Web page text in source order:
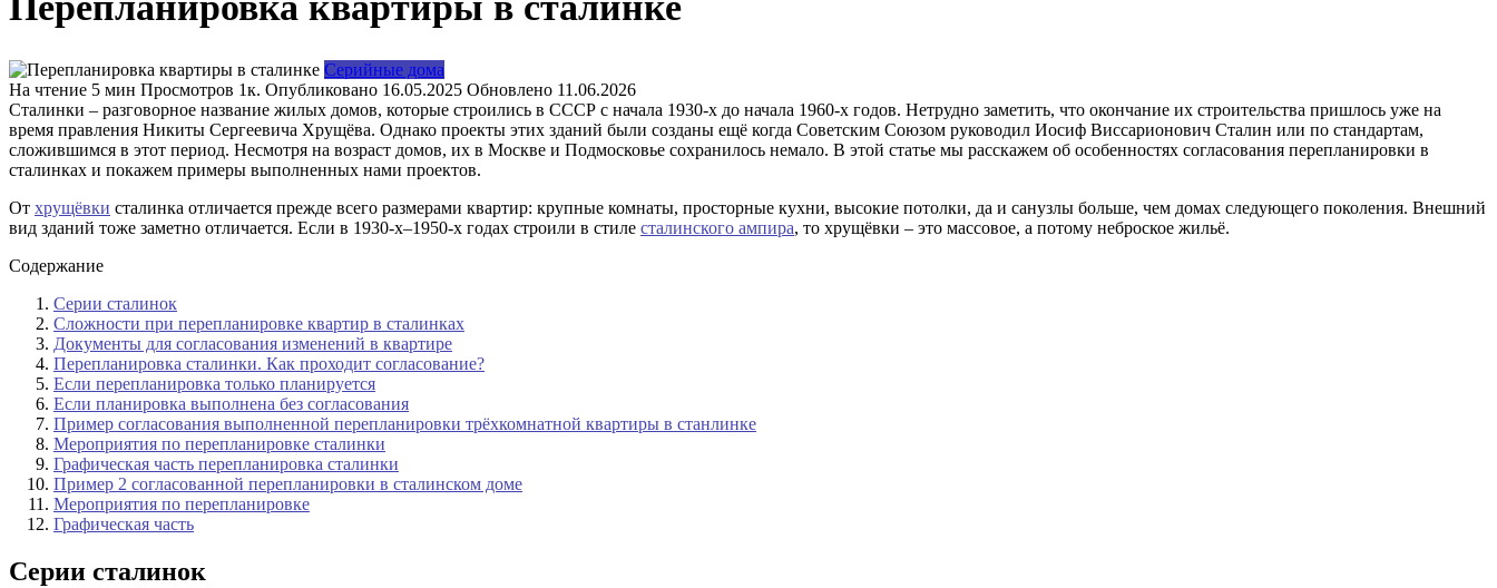
Серийные дома
На чтение 5 мин Просмотров 1к. Опубликовано 16.05.2025 Обновлено 11.06.2026
Сталинки – разговорное название жилых домов, которые строились в СССР с начала 1930-х до начала 1960-х годов. Нетрудно заметить, что окончание их строительства пришлось уже на
время правления Никиты Сергеевича Хрущёва. Однако проекты этих зданий были созданы ещё когда Советским Союзом руководил Иосиф Виссарионович Сталин или по стандартам,
сложившимся в этот период. Несмотря на возраст домов, их в Москве и Подмосковье сохранилось немало. В этой статье мы расскажем об особенностях согласования перепланировки в
сталинках и покажем примеры выполненных нами проектов.
От хрущёвки сталинка отличается прежде всего размерами квартир: крупные комнаты, просторные кухни, высокие потолки, да и санузлы больше, чем домах следующего поколения. Внешний
вид зданий тоже заметно отличается. Если в 1930-х–1950-х годах строили в стиле сталинского ампира, то хрущёвки – это массовое, а потому неброское жильё.
Содержание
Серии сталинок
Сложности при перепланировке квартир в сталинках
Документы для согласования изменений в квартире
Перепланировка сталинки. Как проходит согласование?
Если перепланировка только планируется
Если планировка выполнена без согласования
Пример согласования выполненной перепланировки трёхкомнатной квартиры в станлинке
Мероприятия по перепланировке сталинки
Графическая часть перепланировка сталинки
Пример 2 согласованной перепланировки в сталинском доме
Мероприятия по перепланировке
Графическая часть
Серии сталинок